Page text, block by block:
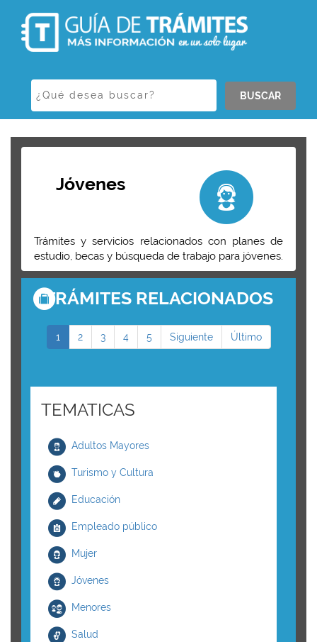
BUSCAR
Jóvenes
Trámites y servicios relacionados con planes de
estudio, becas y búsqueda de trabajo para jóvenes.
TRÁMITES RELACIONADOS
1 2 3 4 5 Siguiente Último
TEMATICAS
Adultos Mayores
Turismo y Cultura
Educación
Empleado público
Mujer
Jóvenes
Menores
Salud